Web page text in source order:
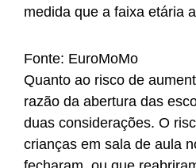
medida que a faixa etária
Fonte: EuroMoMo
Quanto ao risco de
razão da abertura das
duas considerações. O
crianças em sala de aula